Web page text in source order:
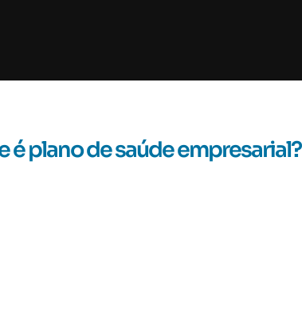
é plano de saúde empresarial?